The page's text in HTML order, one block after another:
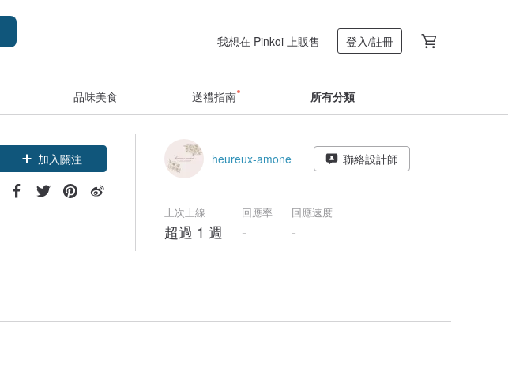
我想在 Pinkoi 上販售 登入/註冊
品味美食 送禮指南 所有分類
加入關注 heureux-amone 聯絡設計師
上次上線
超過 1 週
回應率
-
回應速度
-